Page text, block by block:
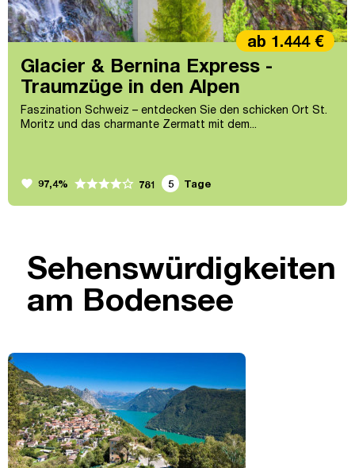
Glacier & Bernina Express -
Traumzüge in den Alpen
Faszination Schweiz – entdecken Sie den schicken Ort St.
Moritz und das charmante Zermatt mit dem...
ab 1.444 €
favorite 97,4% 781 5 Tage
Sehenswürdigkeiten
am Bodensee